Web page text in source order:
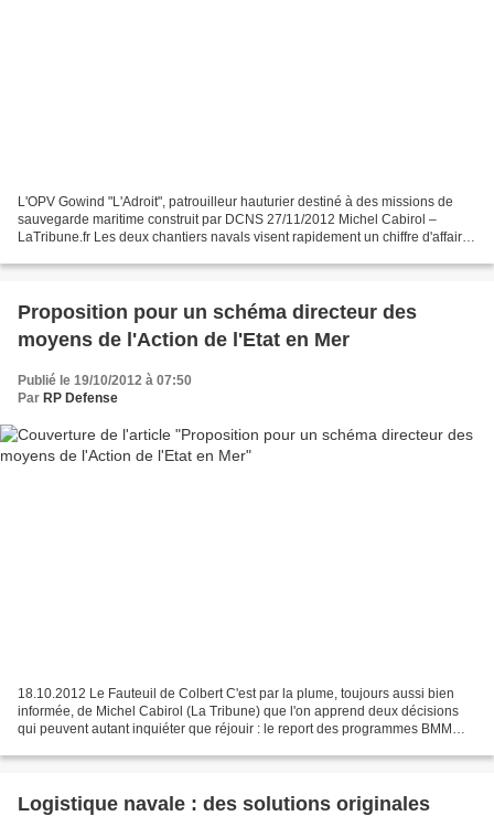
L'OPV Gowind "L'Adroit", patrouilleur hauturier destiné à des missions de
sauvegarde maritime construit par DCNS 27/11/2012 Michel Cabirol –
LaTribune.fr Les deux chantiers navals visent rapidement un chiffre d'affaires
Proposition pour un schéma directeur des
moyens de l'Action de l'Etat en Mer
Publié le 19/10/2012 à 07:50
Par RP Defense
18.10.2012 Le Fauteuil de Colbert C'est par la plume, toujours aussi bien
informée, de Michel Cabirol (La Tribune) que l'on apprend deux décisions
qui peuvent autant inquiéter que réjouir : le report des programmes BMM
Logistique navale : des solutions originales